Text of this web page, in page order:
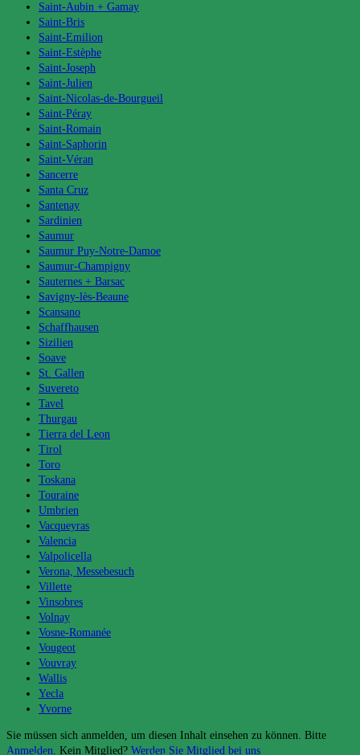
Saint-Aubin + Gamay
Saint-Bris
Saint-Emilion
Saint-Estèphe
Saint-Joseph
Saint-Julien
Saint-Nicolas-de-Bourgueil
Saint-Péray
Saint-Romain
Saint-Saphorin
Saint-Véran
Sancerre
Santa Cruz
Santenay
Sardinien
Saumur
Saumur Puy-Notre-Damoe
Saumur-Champigny
Sauternes + Barsac
Savigny-lès-Beaune
Scansano
Schaffhausen
Sizilien
Soave
St. Gallen
Suvereto
Tavel
Thurgau
Tierra del Leon
Tirol
Toro
Toskana
Touraine
Umbrien
Vacqueyras
Valencia
Valpolicella
Verona, Messebesuch
Villette
Vinsobres
Volnay
Vosne-Romanée
Vougeot
Vouvray
Wallis
Yecla
Yvorne
Sie müssen sich anmelden, um diesen Inhalt einsehen zu können. Bitte
Anmelden. Kein Mitglied? Werden Sie Mitglied bei uns